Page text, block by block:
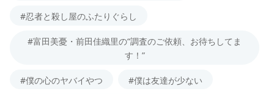
#忍者と殺し屋のふたりぐらし
#富田美憂・前田佳織里の“調査のご依頼、お待ちしてま
す！”
#僕の心のヤバイやつ #僕は友達が少ない